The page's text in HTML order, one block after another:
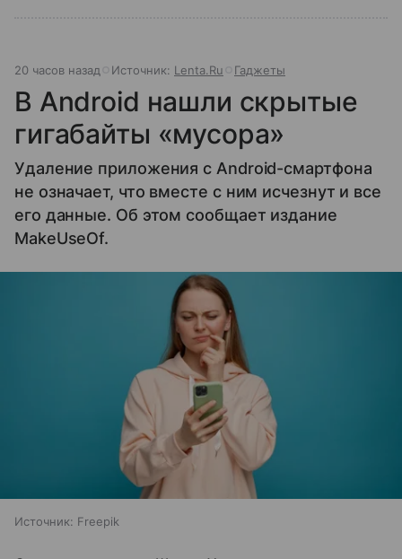
20 часов назад Источник: Lenta.Ru Гаджеты
В Android нашли скрытые
гигабайты «мусора»
Удаление приложения с Android-смартфона
не означает, что вместе с ним исчезнут и все
его данные. Об этом сообщает издание
MakeUseOf.
Источник: Freepik